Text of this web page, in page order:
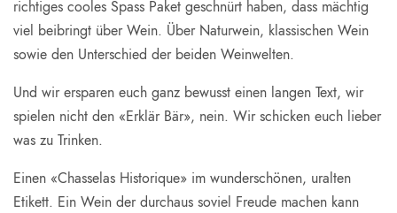
richtiges cooles Spass Paket geschnürt haben, dass mächtig
viel beibringt über Wein. Über Naturwein, klassischen Wein
sowie den Unterschied der beiden Weinwelten.
Und wir ersparen euch ganz bewusst einen langen Text, wir
spielen nicht den «Erklär Bär», nein. Wir schicken euch lieber
was zu Trinken.
Einen «Chasselas Historique» im wunderschönen, uralten
Etikett. Ein Wein der durchaus soviel Freude machen kann